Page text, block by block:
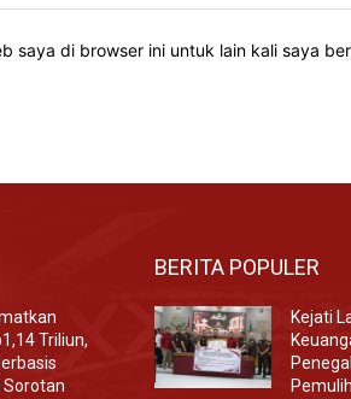
saya di browser ini untuk lain kali saya
Triliun,
Sorotan
BERITA POPULER
Kejati